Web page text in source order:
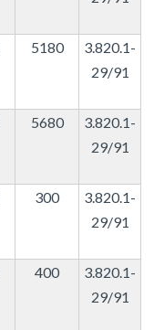
5180
3.820.1-
29/91
5680
3.820.1-
29/91
300
3.820.1-
29/91
400
3.820.1-
29/91